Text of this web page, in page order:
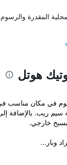
المقدرة
هوتل
هذا الفندق المصنف 5 نجوم في
سيم ريب. بالإضافة
خارجي.
وبار...